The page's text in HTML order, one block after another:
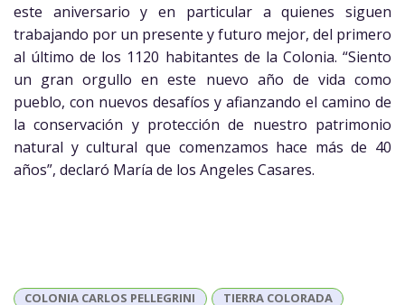
este aniversario y en particular a quienes siguen
trabajando por un presente y futuro mejor, del primero
al último de los 1120 habitantes de la Colonia. “Siento
un gran orgullo en este nuevo año de vida como
pueblo, con nuevos desafíos y afianzando el camino de
la conservación y protección de nuestro patrimonio
natural y cultural que comenzamos hace más de 40
años”, declaró María de los Angeles Casares.
COLONIA CARLOS PELLEGRINI TIERRA COLORADA